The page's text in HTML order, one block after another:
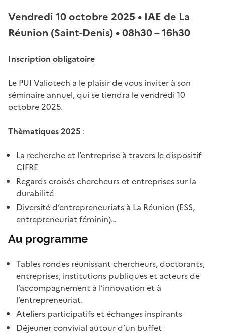
Vendredi 10 octobre 2025 • IAE de La
Réunion (Saint-Denis) • 08h30 – 16h30
Inscription obligatoire
Le PUI Valiotech a le plaisir de vous inviter à son
séminaire annuel, qui se tiendra le vendredi 10
octobre 2025.
Thèmatiques 2025 :
La recherche et l’entreprise à travers le dispositif
CIFRE
Regards croisés chercheurs et entreprises sur la
durabilité
Diversité d’entrepreneuriats à La Réunion (ESS,
entrepreneuriat féminin)…
Au programme
Tables rondes réunissant chercheurs, doctorants,
entreprises, institutions publiques et acteurs de
l’accompagnement à l’innovation et à
l’entrepreneuriat.
Ateliers participatifs et échanges inspirants
Déjeuner convivial autour d’un buffet